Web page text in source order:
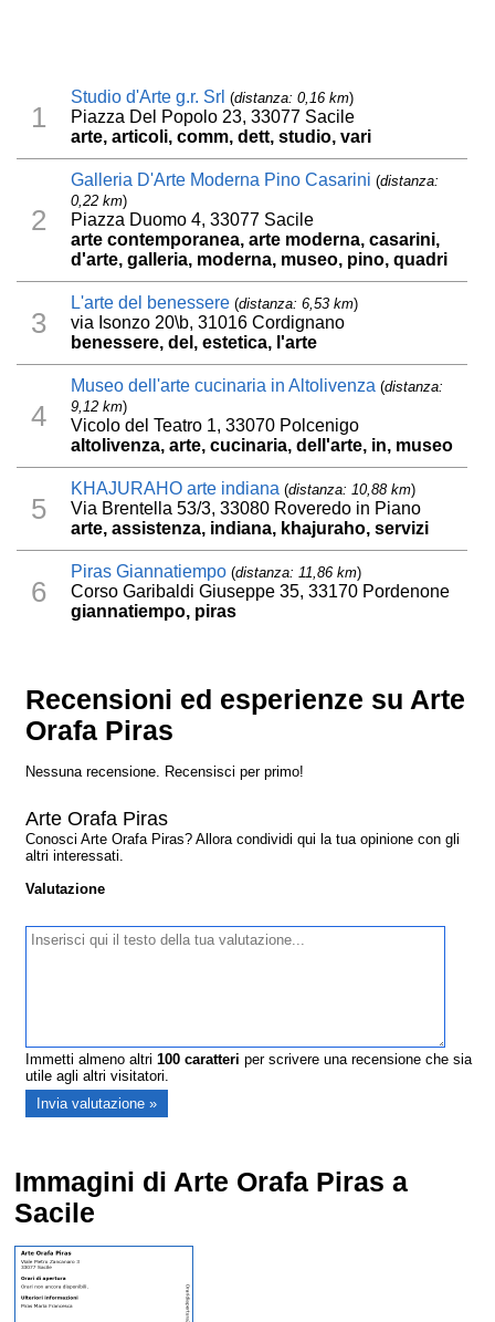
1
Studio d'Arte g.r. Srl (distanza: 0,16 km)
Piazza Del Popolo 23, 33077 Sacile
arte, articoli, comm, dett, studio, vari
2
Galleria D'Arte Moderna Pino Casarini (distanza:
0,22 km)
Piazza Duomo 4, 33077 Sacile
arte contemporanea, arte moderna, casarini,
d'arte, galleria, moderna, museo, pino, quadri
3
L'arte del benessere (distanza: 6,53 km)
via Isonzo 20\b, 31016 Cordignano
benessere, del, estetica, l'arte
4
Museo dell'arte cucinaria in Altolivenza (distanza:
9,12 km)
Vicolo del Teatro 1, 33070 Polcenigo
altolivenza, arte, cucinaria, dell'arte, in, museo
5
KHAJURAHO arte indiana (distanza: 10,88 km)
Via Brentella 53/3, 33080 Roveredo in Piano
arte, assistenza, indiana, khajuraho, servizi
6
Piras Giannatiempo (distanza: 11,86 km)
Corso Garibaldi Giuseppe 35, 33170 Pordenone
giannatiempo, piras
Recensioni ed esperienze su Arte
Orafa Piras
Nessuna recensione. Recensisci per primo!
Arte Orafa Piras
Conosci Arte Orafa Piras? Allora condividi qui la tua opinione con gli
altri interessati.
Valutazione
Immetti almeno altri100 caratteri per scrivere una recensione che sia
utile agli altri visitatori.
Immagini di Arte Orafa Piras a
Sacile